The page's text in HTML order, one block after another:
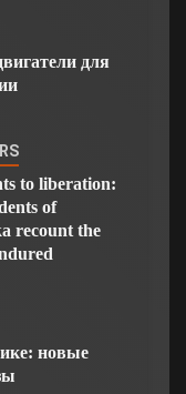
для
to liberation:
of
recount the
новые